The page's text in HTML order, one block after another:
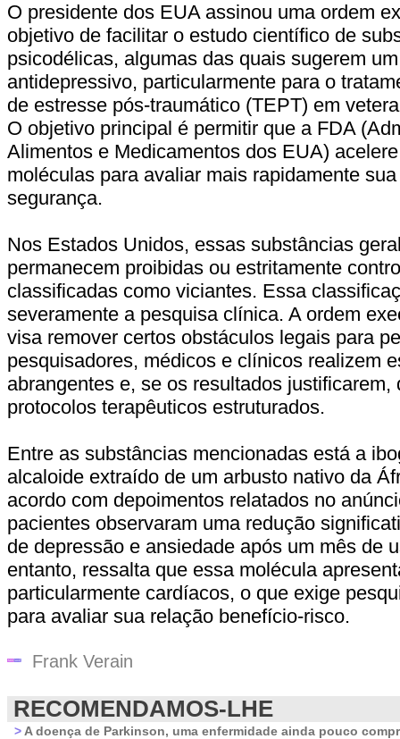
O presidente dos EUA assinou uma ordem
objetivo de facilitar o estudo científico de
psicodélicas, algumas das quais sugerem
antidepressivo, particularmente para o
de estresse pós-traumático (TEPT) em
O objetivo principal é permitir que a FDA
Alimentos e Medicamentos dos EUA)
moléculas para avaliar mais rapidamente
segurança.
Nos Estados Unidos, essas substâncias
permanecem proibidas ou estritamente
classificadas como viciantes. Essa
severamente a pesquisa clínica. A ordem
visa remover certos obstáculos legais para
pesquisadores, médicos e clínicos realizem
abrangentes e, se os resultados justificarem,
protocolos terapêuticos estruturados.
Entre as substâncias mencionadas está a
alcaloide extraído de um arbusto nativo da
acordo com depoimentos relatados no
pacientes observaram uma redução
de depressão e ansiedade após um mês de
entanto, ressalta que essa molécula
particularmente cardíacos, o que exige
para avaliar sua relação benefício-risco.
Frank Verain
RECOMENDAMOS-LHE
> A doença de Parkinson, uma enfermidade ainda pouco